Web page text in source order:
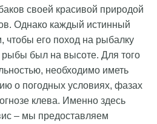
своей красивой природой
Однако каждый истинный
чтобы его поход на рыбалку
был на высоте. Для того
необходимо иметь
о погодных условиях, фазах
клева. Именно здесь
– мы предоставляем